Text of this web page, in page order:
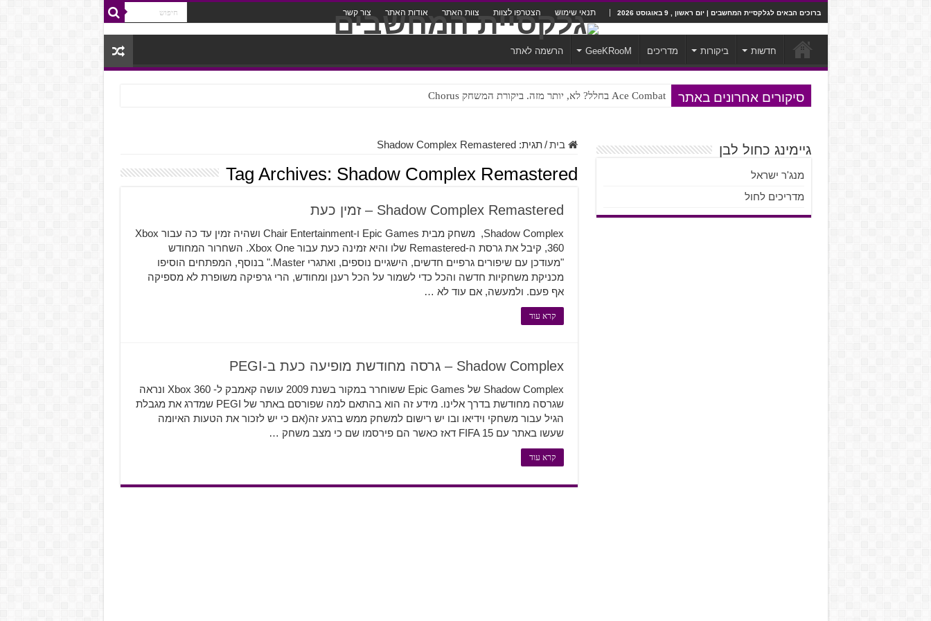
ברוכים הבאים לגלקסיית המחשבים | יום ראשון , 9 באוגוסט 2026 תנאי שימוש הצטרפו לצוות צוות האתר אודות האתר צור קשר
חדשות ביקורות מדריכים GeeKRooM הרשמה לאתר
סיקורים אחרונים באתר Ace Combat בחלל? לא, יותר מזה. ביקורת המשחק Chorus
Steven Universe והשירים שתורגמו בצורה נוראית לעברית
בית / תגית:Shadow Complex Remastered
Tag Archives: Shadow Complex Remastered
Shadow Complex Remastered – זמין כעת
Shadow Complex, משחק מבית Epic Games ו-Chair Entertainment ושהיה זמין עד כה עבור Xbox
360, קיבל את גרסת ה-Remastered שלו והיא זמינה כעת עבור Xbox One. השחרור המחודש
"מעודכן עם שיפורים גרפיים חדשים, הישגיים נוספים, ואתגרי Master." בנוסף, המפתחים הוסיפו
מכניקת משחקיות חדשה והכל כדי לשמור על הכל רענן ומחודש, הרי גרפיקה משופרת לא מספיקה
אף פעם. ולמעשה, אם עוד לא …
קרא עוד
Shadow Complex – גרסה מחודשת מופיעה כעת ב-PEGI
Shadow Complex של Epic Games ששוחרר במקור בשנת 2009 עושה קאמבק ל- Xbox 360 ונראה
שגרסה מחודשת בדרך אלינו. מידע זה הוא בהתאם למה שפורסם באתר של PEGI שמדרג את מגבלת
הגיל עבור משחקי וידיאו ובו יש רישום למשחק ממש ברגע זה(אם כי יש לזכור את הטעות האיומה
שעשו באתר עם FIFA 15 דאז כאשר הם פירסמו שם כי מצב משחק …
קרא עוד
גיימינג כחול לבן
מנג'ר ישראל
מדריכים לחול